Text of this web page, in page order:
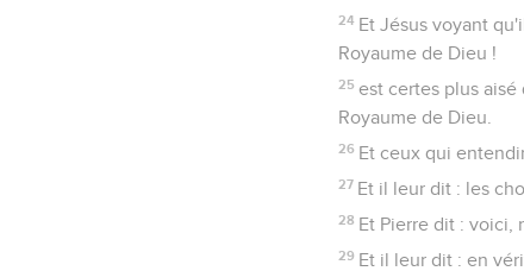
24 Et Jésus voyant
Royaume de Dieu !
25 est certes plus
Royaume de Dieu.
26 Et ceux qui
27 Et il leur dit : les
28 Et Pierre dit : voici,
29 Et il leur dit : en